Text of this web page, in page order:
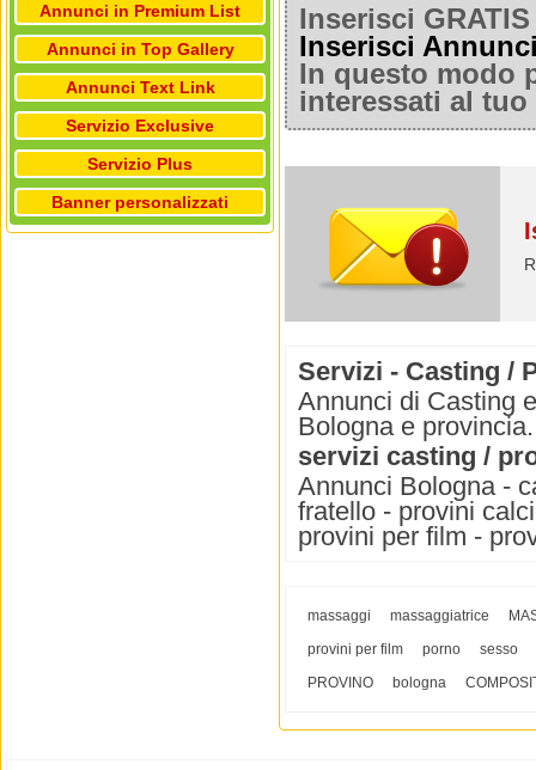
Annunci in Premium List
Annunci in Top Gallery
Annunci Text Link
Servizio Exclusive
Servizio Plus
Banner personalizzati
Inserisci
Inserisci
In questo modo
interessati al
Servizi - Casting /
Annunci di Casting
Bologna e provincia.
servizi casting /
Annunci Bologna -
fratello - provini
provini per film -
massaggi massaggiatrice
provini per film
porno
sesso
PROVINO
bologna